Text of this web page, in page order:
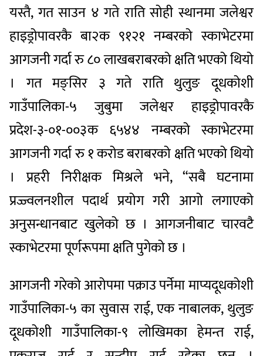
यस्तै, गत साउन ४ गते राति सोही स्थानमा जलेश्वर
हाइड्रोपावरकै बा२क ९१२१ नम्बरको स्काभेटरमा
आगजनी गर्दा रु ८० लाखबराबरको क्षति भएको थियो
। गत मङ्सिर ३ गते राति थुलुङ दूधकोशी
गाउँपालिका-५ जुबुमा जलेश्वर हाइड्रोपावरकै
प्रदेश-३-०१-००३क ६५४४ नम्बरको स्काभेटरमा
आगजनी गर्दा रु १ करोड बराबरको क्षति भएको थियो
। प्रहरी निरीक्षक मिश्रले भने, “सबै घटनामा
प्रज्ज्वलनशील पदार्थ प्रयोग गरी आगो लगाएको
अनुसन्धानबाट खुलेको छ । आगजनीबाट चारवटै
स्काभेटरमा पूर्णरूपमा क्षति पुगेको छ ।
आगजनी गरेको आरोपमा पक्राउ पर्नेमा माप्यदूधकोशी
गाउँपालिका-५ का सुवास राई, एक नाबालक, थुलुङ
दूधकोशी गाउँपालिका-९ लोखिमका हेमन्त राई,